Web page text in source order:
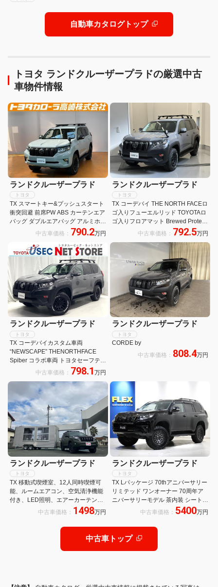
自動車カタログトップ
トヨタ ランドクルーザープラドの厳選中古
車物件情報
ランドクルーザープラド
トヨタ
TX スマートキー&プッシュスタート
衝突回避 前席PW ABS カーテンエア
バッグ ダブルエアバッグ アルミホイ
ール リヤカメラ メモリナビ セキュ
4WD クルーズC
中古車価格： 790.2万円
ランドクルーザープラド
トヨタ
TX コーデバイ THE NORTH FACEロ
ゴ入りフューエルリッド TOYOTAロ
ゴ入りフロアマット Brewed Protein
シートカバー 社外アルミ メモリーナ
中古車価格： 792.5万円
ランドクルーザープラド
トヨタ
TX コーデバイカスタム車両
“NEWSCAPE” THENORTHFACE
Spiber コラボ車両 トヨタセーフティ
センス アルパインナビ フルセグTV
中古車価格： 798.1 万円
ランドクルーザープラド
トヨタ
CORDE by
中古車価格： 808.4万円
ランドクルーザープラド
トヨタ
TX 移動式喫煙室、12人同時喫煙可
能、ルームエアコン、空気清浄機能
付き、LED照明、エアーカーテン、
バッテリーシステム、太陽光パネ
ル、100V充電、ヒッチメンバー、マ
ットグーリーン、アウトリガー
中古車価格： 1498万円
ランドクルーザープラド
トヨタ
TX Lパッケージ 70thアニバーサリー
リミテッド ワンオーナー 70周年ア
ニバーサリーモデル 茶内装 シートヒ
ーター シートクーラー マルチテレイ
ンモニター パノラミックビューモニ
ター ブラックルーフレール 2インチ
リフトアップ クルーズコントロール
中古車価格： 5400万円
中古車トップ